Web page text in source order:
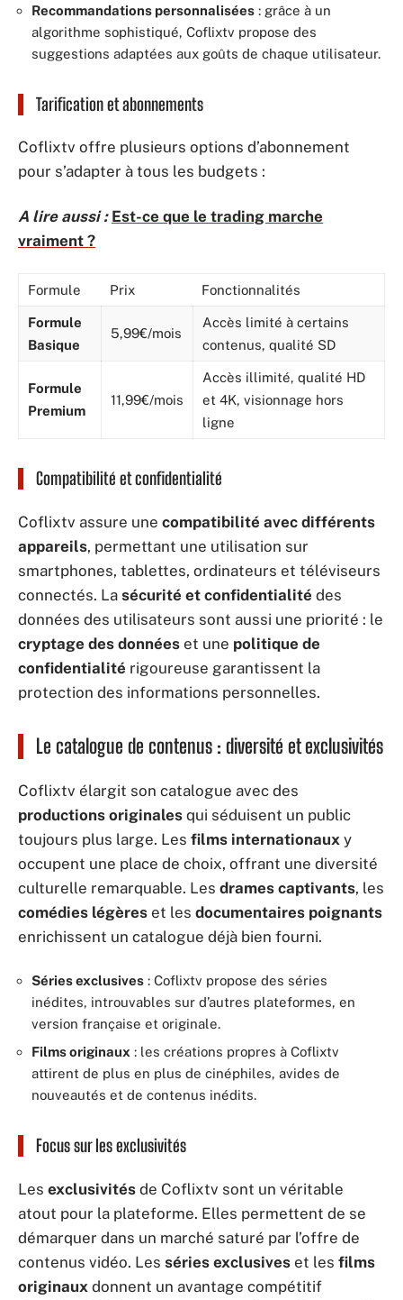
Recommandations personnalisées : grâce à un
algorithme sophistiqué, Coflixtv propose des
suggestions adaptées aux goûts de chaque utilisateur.
Tarification et abonnements
Coflixtv offre plusieurs options d’abonnement
pour s’adapter à tous les budgets :
A lire aussi : Est-ce que le trading marche
vraiment ?
Formule Prix Fonctionnalités
Formule
Basique
5,99€/mois
Accès limité à certains
contenus, qualité SD
Formule
Premium
11,99€/mois
Accès illimité, qualité HD
et 4K, visionnage hors
ligne
Compatibilité et confidentialité
Coflixtv assure une compatibilité avec différents
appareils, permettant une utilisation sur
smartphones, tablettes, ordinateurs et téléviseurs
connectés. La sécurité et confidentialité des
données des utilisateurs sont aussi une priorité : le
cryptage des données et une politique de
confidentialité rigoureuse garantissent la
protection des informations personnelles.
Le catalogue de contenus : diversité et exclusivités
Coflixtv élargit son catalogue avec des
productions originales qui séduisent un public
toujours plus large. Les films internationaux y
occupent une place de choix, offrant une diversité
culturelle remarquable. Les drames captivants, les
comédies légères et les documentaires poignants
enrichissent un catalogue déjà bien fourni.
Séries exclusives : Coflixtv propose des séries
inédites, introuvables sur d’autres plateformes, en
version française et originale.
Films originaux : les créations propres à Coflixtv
attirent de plus en plus de cinéphiles, avides de
nouveautés et de contenus inédits.
Focus sur les exclusivités
Les exclusivités de Coflixtv sont un véritable
atout pour la plateforme. Elles permettent de se
démarquer dans un marché saturé par l’offre de
contenus vidéo. Les séries exclusives et les films
originaux donnent un avantage compétitif